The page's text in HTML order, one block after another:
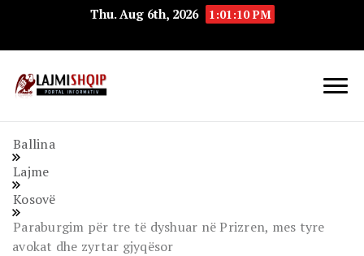
Thu. Aug 6th, 2026 1:01:11 PM
Ballina
Lajme
Kosovë
Paraburgim për tre të dyshuar në Prizren, mes tyre
avokat dhe zyrtar gjyqësor